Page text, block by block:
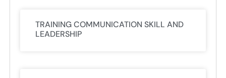
TRAINING COMMUNICATION SKILL AND
LEADERSHIP